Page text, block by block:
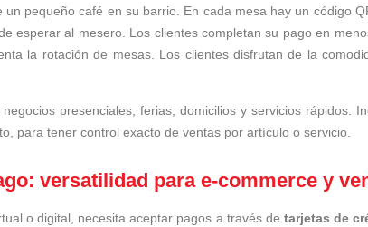
un pequeño café en su barrio. En cada mesa hay un código
esperar al mesero. Los clientes completan su pago en
la rotación de mesas. Los clientes disfrutan de la
presenciales, ferias, domicilios y servicios rápidos.
para tener control exacto de ventas por artículo o servicio.
versatilidad para e-commerce y
o digital, necesita aceptar pagos a través de tarjetas de